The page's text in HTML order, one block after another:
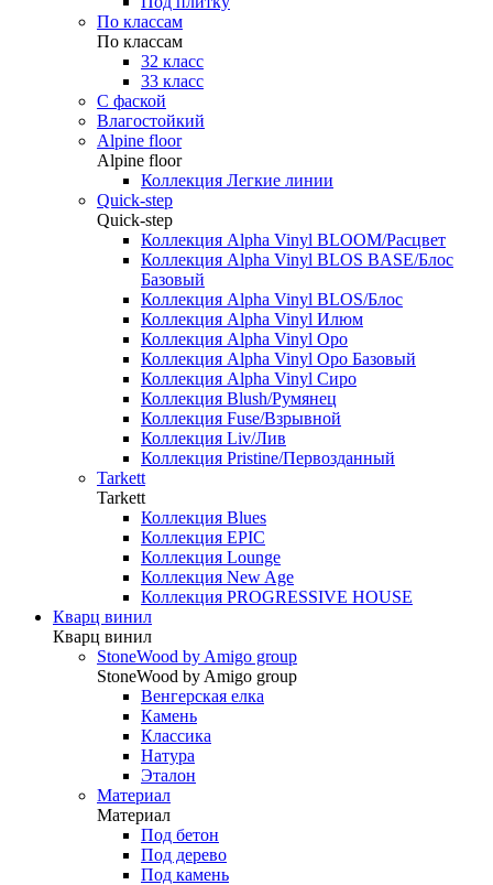
По классам
По классам
32 класс
33 класс
С фаской
Влагостойкий
Alpine floor
Alpine floor
Коллекция Легкие линии
Quick-step
Quick-step
Коллекция Alpha Vinyl BLOOM/Расцвет
Коллекция Alpha Vinyl BLOS BASE/Блос
Базовый
Коллекция Alpha Vinyl BLOS/Блос
Коллекция Alpha Vinyl Илюм
Коллекция Alpha Vinyl Оро
Коллекция Alpha Vinyl Оро Базовый
Коллекция Alpha Vinyl Сиро
Коллекция Blush/Румянец
Коллекция Fuse/Взрывной
Коллекция Liv/Лив
Коллекция Pristine/Первозданный
Tarkett
Tarkett
Коллекция Blues
Коллекция EPIC
Коллекция Lounge
Коллекция New Age
Коллекция PROGRESSIVE HOUSE
Кварц винил
Кварц винил
StoneWood by Amigo group
StoneWood by Amigo group
Венгерская елка
Камень
Классика
Натура
Эталон
Материал
Материал
Под бетон
Под дерево
Под камень